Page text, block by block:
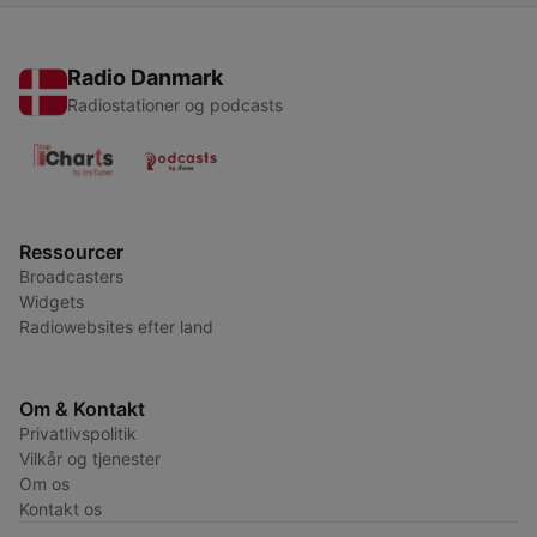
Radio Danmark
Radiostationer og podcasts
Ressourcer
Broadcasters
Widgets
Radiowebsites efter land
Om & Kontakt
Privatlivspolitik
Vilkår og tjenester
Om os
Kontakt os